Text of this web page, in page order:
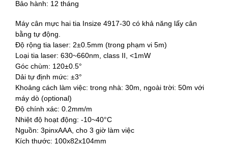
Bảo hành: 12 tháng
Máy cân mực hai tia Insize 4917-30 có khả năng lấy cân
bằng tự động.
Độ rộng tia laser: 2±0.5mm (trong phạm vi 5m)
Loại tia laser: 630~660nm, class II, <1mW
Góc chùm: 120±0.5°
Dải tự định mức: ±3°
Khoảng cách làm việc: trong nhà: 30m, ngoài trời: 50m với
máy dò (optional)
Độ chính xác: 0.2mm/m
Nhiệt độ hoạt động: -10~40°C
Nguồn: 3pinxAAA, cho 3 giờ làm việc
Kích thước: 100x82x104mm